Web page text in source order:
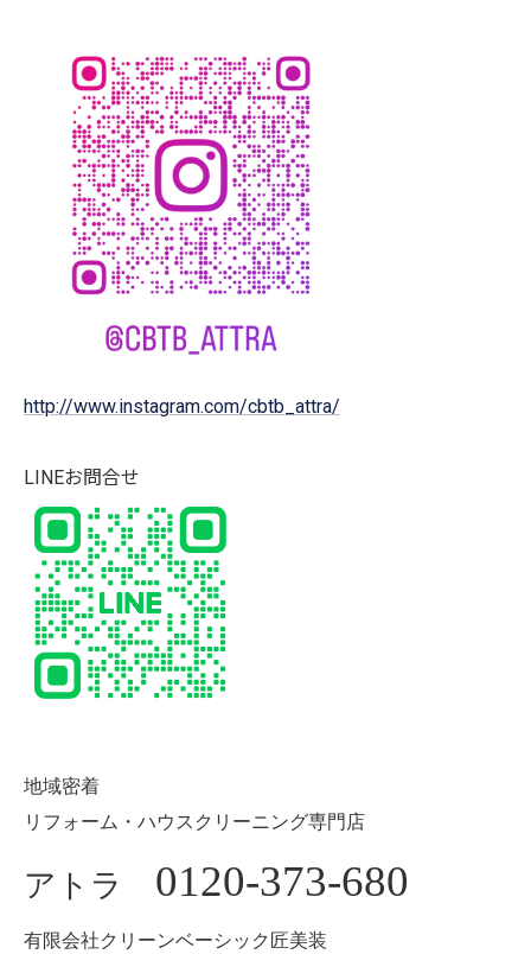
http://www.instagram.com/cbtb_attra/
LINEお問合せ
地域密着
リフォーム・ハウスクリーニング専門店
アトラ 0120-373-680
有限会社クリーンベーシック匠美装